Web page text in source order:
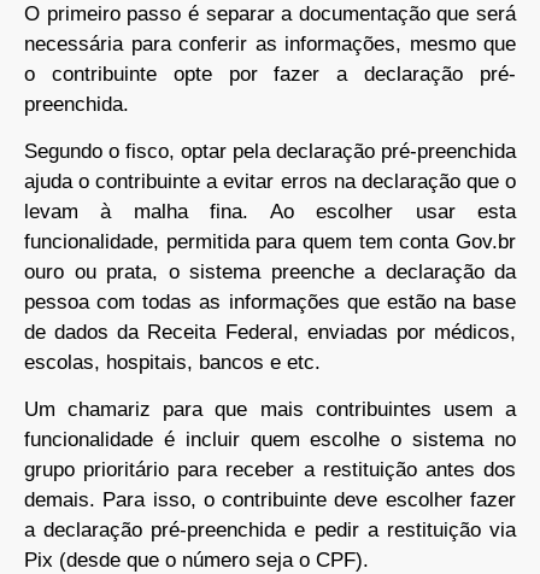
O primeiro passo é separar a documentação que será
necessária para conferir as informações, mesmo que
o contribuinte opte por fazer a declaração pré-
preenchida.
Segundo o fisco, optar pela declaração pré-preenchida
ajuda o contribuinte a evitar erros na declaração que o
levam à malha fina. Ao escolher usar esta
funcionalidade, permitida para quem tem conta Gov.br
ouro ou prata, o sistema preenche a declaração da
pessoa com todas as informações que estão na base
de dados da Receita Federal, enviadas por médicos,
escolas, hospitais, bancos e etc.
Um chamariz para que mais contribuintes usem a
funcionalidade é incluir quem escolhe o sistema no
grupo prioritário para receber a restituição antes dos
demais. Para isso, o contribuinte deve escolher fazer
a declaração pré-preenchida e pedir a restituição via
Pix (desde que o número seja o CPF).